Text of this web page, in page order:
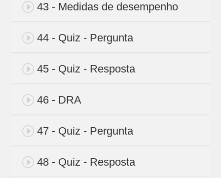
43 - Medidas de desempenho
44 - Quiz - Pergunta
45 - Quiz - Resposta
46 - DRA
47 - Quiz - Pergunta
48 - Quiz - Resposta